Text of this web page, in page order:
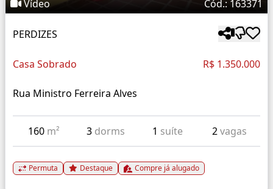
Vídeo Cód.: 163371
PERDIZES
Casa Sobrado R$ 1.350.000
Rua Ministro Ferreira Alves
160 m² 3 dorms 1 suíte 2vagas
Permuta Destaque Compre já alugado